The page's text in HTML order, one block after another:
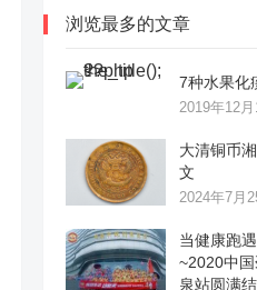
浏览最多的文章
7种水果化
2019年12月
大清铜币
文
2024年7月
当健康跑
~2020中国
泉站圆满结